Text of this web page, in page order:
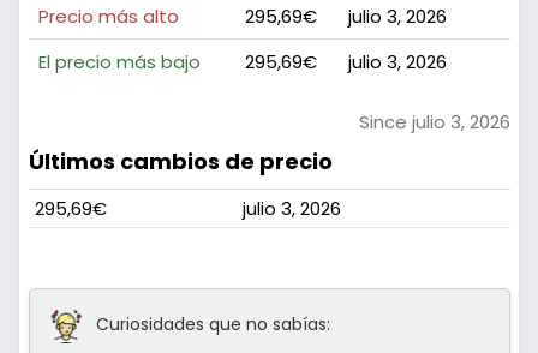
Precio más alto
295,69€
julio 3, 2026
El precio más bajo
295,69€ julio 3, 2026
Since julio 3, 2026
Últimos cambios de precio
295,69€ julio 3, 2026
Curiosidades que no sabías: